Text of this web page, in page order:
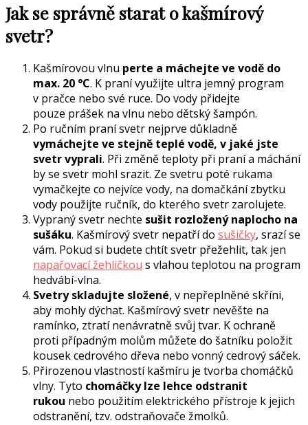
Jak se správně starat o kašmírový
svetr?
Kašmírovou vlnu perte a máchejte ve vodě do
max. 20 °C. K praní využijte ultra jemný program
v pračce nebo své ruce. Do vody přidejte
pouze prášek na vlnu nebo dětský šampón.
Po ručním praní svetr nejprve důkladně
vymáchejte ve stejně teplé vodě, v jaké jste
svetr vyprali. Při změně teploty při praní a máchání
by se svetr mohl srazit. Ze svetru poté rukama
vymačkejte co nejvíce vody, na domačkání zbytku
vody použijte ručník, do kterého svetr zarolujete.
Vypraný svetr nechte sušit rozložený naplocho na
sušáku. Kašmírový svetr nepatří do sušičky, srazí se
vám. Pokud si budete chtít svetr přežehlit, tak jen
napařovací žehličkou s vlahou teplotou na program
hedvábí-vlna.
Svetry skladujte složené, v nepřeplněné skříni,
aby mohly dýchat. Kašmírový svetr nevěšte na
ramínko, ztratí nenávratně svůj tvar. K ochraně
proti případným molům můžete do šatníku položit
kousek cedrového dřeva nebo vonný cedrový sáček.
Přirozenou vlastností kašmíru je tvorba chomáčků
vlny. Tyto chomáčky lze lehce odstranit
rukou nebo použitím elektrického přístroje k jejich
odstranění, tzv. odstraňovače žmolků.